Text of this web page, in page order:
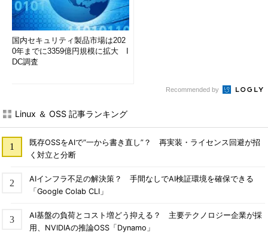
国内セキュリティ製品市場は202
0年までに3359億円規模に拡大 I
DC調査
Recommended by
Linux ＆ OSS 記事ランキング
既存OSSをAIで“一から書き直し”？ 再実装・ライセンス回避が招
く対立と分断
AIインフラ不足の解決策？ 手間なしでAI検証環境を確保できる
「Google Colab CLI」
AI基盤の負荷とコスト増どう抑える？ 主要テクノロジー企業が採
用、NVIDIAの推論OSS「Dynamo」